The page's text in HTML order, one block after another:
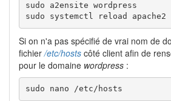
sudo a2ensite wordpress
sudo systemctl reload apache2
Si on n'a pas spécifié de vrai nom de
fichier/etc/hosts côté client afin de
pour le domaine wordpress :
sudo nano /etc/hosts